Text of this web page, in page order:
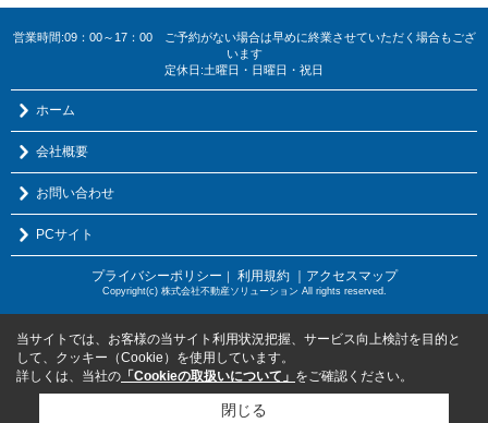
営業時間:09：00～17：00 ご予約がない場合は早めに終業させていただく場合もござ
います
定休日:土曜日・日曜日・祝日
ホーム
会社概要
お問い合わせ
PCサイト
プライバシーポリシー ｜ 利用規約 ｜アクセスマップ
Copyright(c) 株式会社不動産ソリューション All rights reserved.
当サイトでは、お客様の当サイト利用状況把握、サービス向上検討を目的と
して、クッキー（Cookie）を使用しています。
詳しくは、当社の 「Cookieの取扱いについて」 をご確認ください。
閉じる